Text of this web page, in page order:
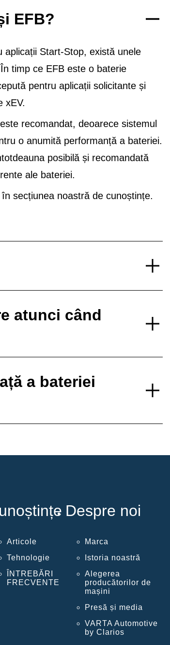
EFB?
aplicații Start-Stop, există unele
timp ce EFB este o baterie
pentru aplicații solicitante și
xEV.
recomandat, deoarece sistemul
o anumită performanță a bateriei.
posibilă și recomandată
ale bateriei.
secțiunea noastră de cunoștințe.
atunci când
a bateriei
Articole
Tehnologie
ÎNTREBĂRI
FRECVENTE
Despre noi
Marca
Istoria noastră
Alegerea
producătorilor de
mașini
Presă și media
VARTA Automotive
by Clarios